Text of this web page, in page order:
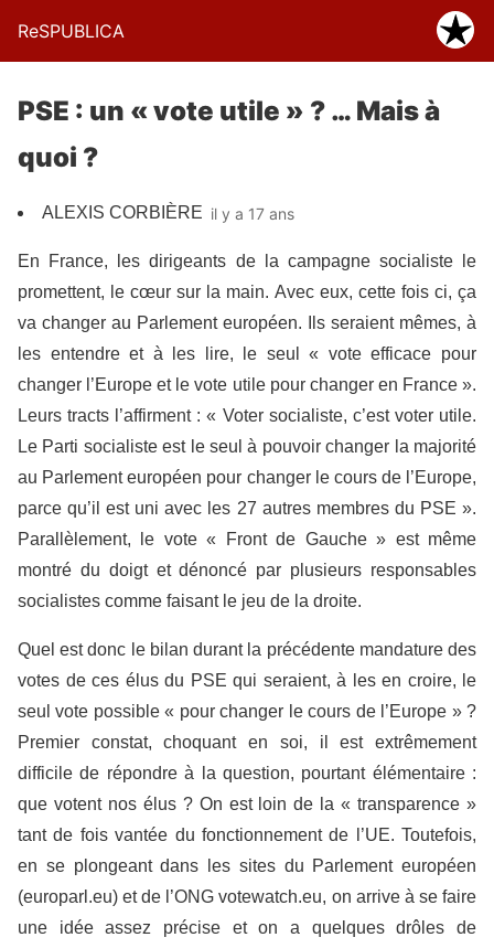
ReSPUBLICA
PSE : un « vote utile » ? … Mais à
quoi ?
ALEXIS CORBIÈRE il y a 17 ans
En France, les dirigeants de la campagne socialiste le
promettent, le cœur sur la main. Avec eux, cette fois ci, ça
va changer au Parlement européen. Ils seraient mêmes, à
les entendre et à les lire, le seul « vote efficace pour
changer l’Europe et le vote utile pour changer en France ».
Leurs tracts l’affirment : « Voter socialiste, c’est voter utile.
Le Parti socialiste est le seul à pouvoir changer la majorité
au Parlement européen pour changer le cours de l’Europe,
parce qu’il est uni avec les 27 autres membres du PSE ».
Parallèlement, le vote « Front de Gauche » est même
montré du doigt et dénoncé par plusieurs responsables
socialistes comme faisant le jeu de la droite.
Quel est donc le bilan durant la précédente mandature des
votes de ces élus du PSE qui seraient, à les en croire, le
seul vote possible « pour changer le cours de l’Europe » ?
Premier constat, choquant en soi, il est extrêmement
difficile de répondre à la question, pourtant élémentaire :
que votent nos élus ? On est loin de la « transparence »
tant de fois vantée du fonctionnement de l’UE. Toutefois,
en se plongeant dans les sites du Parlement européen
(europarl.eu) et de l’ONG votewatch.eu, on arrive à se faire
une idée assez précise et on a quelques drôles de